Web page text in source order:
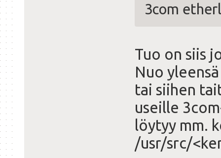
3com
Tuo on siis
Nuo
tai siihen
useille
löytyy mm.
/usr/src/